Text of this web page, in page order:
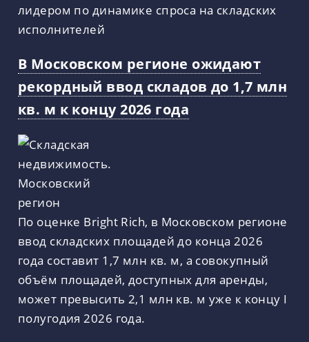
лидером по динамике спроса на складских
исполнителей
В Московском регионе ожидают
рекордный ввод складов до 1,7 млн
кв. м к концу 2026 года
По оценке Bright Rich, в Московском регионе
ввод складских площадей до конца 2026
года составит 1,7 млн кв. м, а совокупный
объём площадей, доступных для аренды,
может превысить 2,1 млн кв. м уже к концу I
полугодия 2026 года.